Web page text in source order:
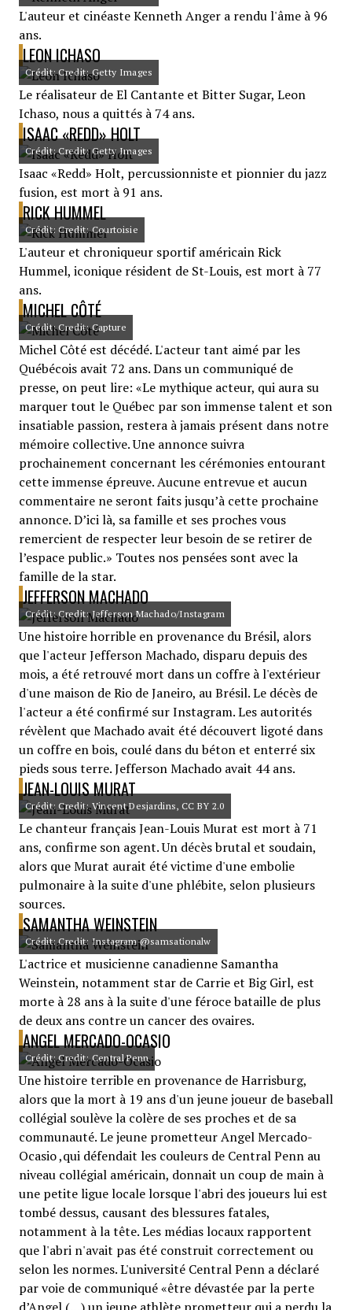
L'auteur et cinéaste Kenneth Anger a rendu l'âme à 96
ans.
LEON ICHASO
Crédit: Credit: Getty Images
Le réalisateur de El Cantante et Bitter Sugar, Leon
Ichaso, nous a quittés à 74 ans.
ISAAC «REDD» HOLT
Crédit: Credit: Getty Images
Isaac «Redd» Holt, percussionniste et pionnier du jazz
fusion, est mort à 91 ans.
RICK HUMMEL
Crédit: Credit: Courtoisie
L'auteur et chroniqueur sportif américain Rick
Hummel, iconique résident de St-Louis, est mort à 77
ans.
MICHEL CÔTÉ
Crédit: Credit: Capture
Michel Côté est décédé. L'acteur tant aimé par les
Québécois avait 72 ans. Dans un communiqué de
presse, on peut lire: «Le mythique acteur, qui aura su
marquer tout le Québec par son immense talent et son
insatiable passion, restera à jamais présent dans notre
mémoire collective. Une annonce suivra
prochainement concernant les cérémonies entourant
cette immense épreuve. Aucune entrevue et aucun
commentaire ne seront faits jusqu’à cette prochaine
annonce. D’ici là, sa famille et ses proches vous
remercient de respecter leur besoin de se retirer de
l’espace public.» Toutes nos pensées sont avec la
famille de la star.
JEFFERSON MACHADO
Crédit: Credit: Jefferson Machado/Instagram
Une histoire horrible en provenance du Brésil, alors
que l'acteur Jefferson Machado, disparu depuis des
mois, a été retrouvé mort dans un coffre à l'extérieur
d'une maison de Rio de Janeiro, au Brésil. Le décès de
l'acteur a été confirmé sur Instagram. Les autorités
révèlent que Machado avait été découvert ligoté dans
un coffre en bois, coulé dans du béton et enterré six
pieds sous terre. Jefferson Machado avait 44 ans.
JEAN-LOUIS MURAT
Crédit: Credit: Vincent Desjardins, CC BY 2.0
Le chanteur français Jean-Louis Murat est mort à 71
ans, confirme son agent. Un décès brutal et soudain,
alors que Murat aurait été victime d'une embolie
pulmonaire à la suite d'une phlébite, selon plusieurs
sources.
SAMANTHA WEINSTEIN
Crédit: Credit: Instagram @samsationalw
L'actrice et musicienne canadienne Samantha
Weinstein, notamment star de Carrie et Big Girl, est
morte à 28 ans à la suite d'une féroce bataille de plus
de deux ans contre un cancer des ovaires.
ANGEL MERCADO-OCASIO
Crédit: Credit: Central Penn
Une histoire terrible en provenance de Harrisburg,
alors que la mort à 19 ans d'un jeune joueur de baseball
collégial soulève la colère de ses proches et de sa
communauté. Le jeune prometteur Angel Mercado-
Ocasio ,qui défendait les couleurs de Central Penn au
niveau collégial américain, donnait un coup de main à
une petite ligue locale lorsque l'abri des joueurs lui est
tombé dessus, causant des blessures fatales,
notamment à la tête. Les médias locaux rapportent
que l'abri n'avait pas été construit correctement ou
selon les normes. L'université Central Penn a déclaré
par voie de communiqué «être dévastée par la perte